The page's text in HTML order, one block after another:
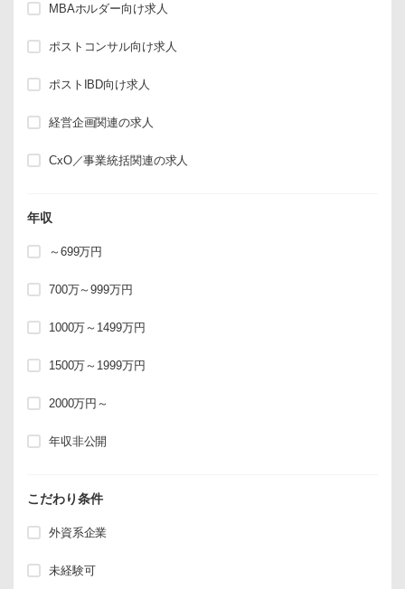
MBAホルダー向け求人
ポストコンサル向け求人
ポストIBD向け求人
経営企画関連の求人
CxO／事業統括関連の求人
年収
～699万円
700万～999万円
1000万～1499万円
1500万～1999万円
2000万円～
年収非公開
こだわり条件
外資系企業
未経験可